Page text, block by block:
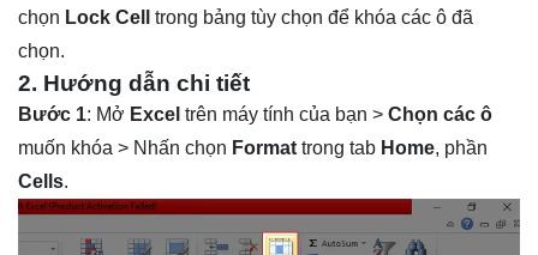
chọn Lock Cell
trong bảng tùy chọn để khóa các ô đã
chọn.
2. Hướng dẫn chi tiết
Bước 1: Mở Excel trên máy tính của bạn > Chọn các ô
muốn khóa > Nhấn chọn Format trong tab Home, phần
Cells.